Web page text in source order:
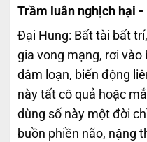
Trầm luân nghịch hại
Đại Hung: Bất tài bất
gia vong mạng, rơi
dâm loạn, biến động
này tất cô quả hoặc
dùng số này một đời
buồn phiền não, nặng